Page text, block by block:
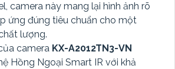
camera này mang lại hình ảnh rõ
ứng đúng tiêu chuẩn cho một
lượng.
camera KX-A2012TN3-VN
Hồng Ngoại Smart IR với khả